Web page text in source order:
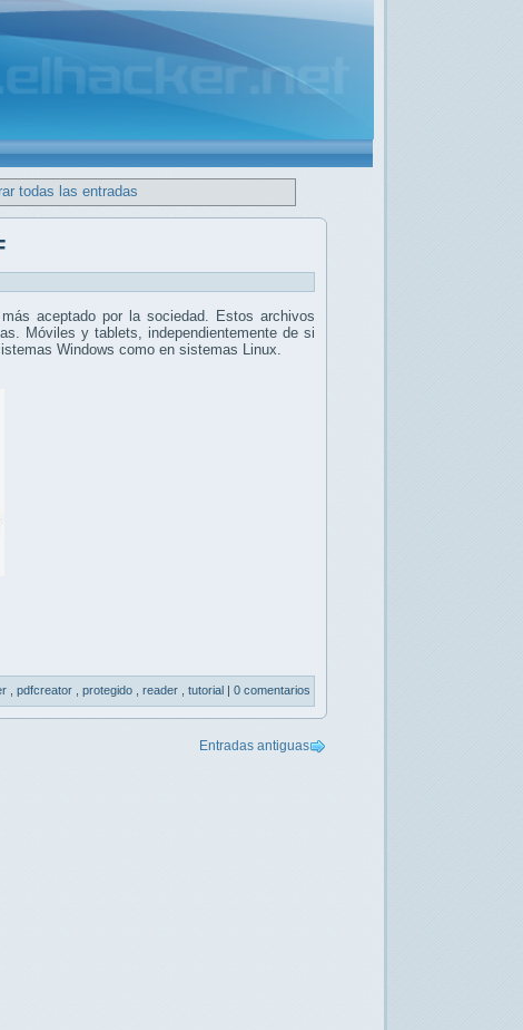
todas las entradas
aceptado por la sociedad. Estos archivos
Móviles y tablets, independientemente de si
Windows como en sistemas Linux.
pdfcreator protegido reader tutorial | 0 comentarios
Entradas antiguas